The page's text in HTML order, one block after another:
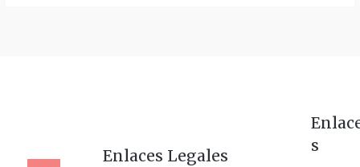
Enlaces Legales
s